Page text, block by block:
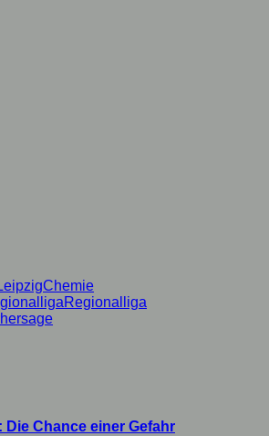
Chemie
Regionalliga
Die Chance einer Gefahr